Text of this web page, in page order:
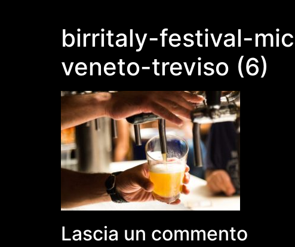
birritaly-festival-
veneto-treviso (6)
Lascia un commento